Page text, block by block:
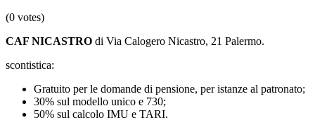
(0 votes)
CAF NICASTRO di Via Calogero Nicastro, 21 Palermo.
scontistica:
Gratuito per le domande di pensione, per istanze al patronato;
30% sul modello unico e 730;
50% sul calcolo IMU e TARI.